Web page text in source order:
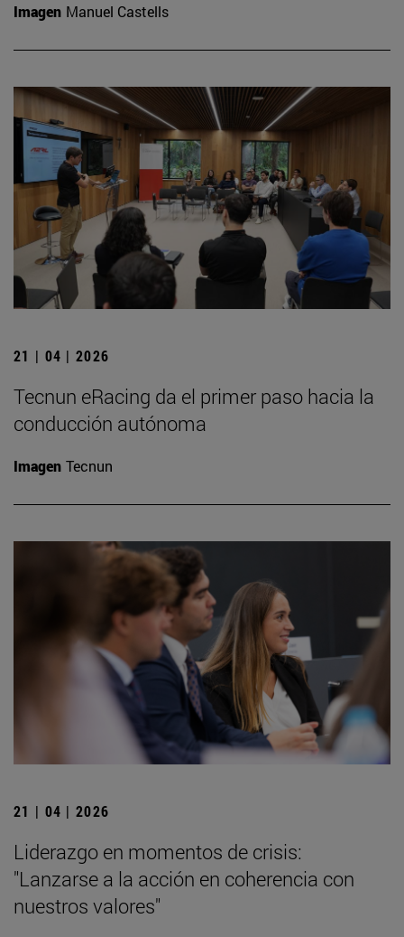
Imagen Manuel Castells
21 | 04 | 2026
Tecnun eRacing da el primer paso hacia la
conducción autónoma
Imagen Tecnun
21 | 04 | 2026
Liderazgo en momentos de crisis:
"Lanzarse a la acción en coherencia con
nuestros valores"